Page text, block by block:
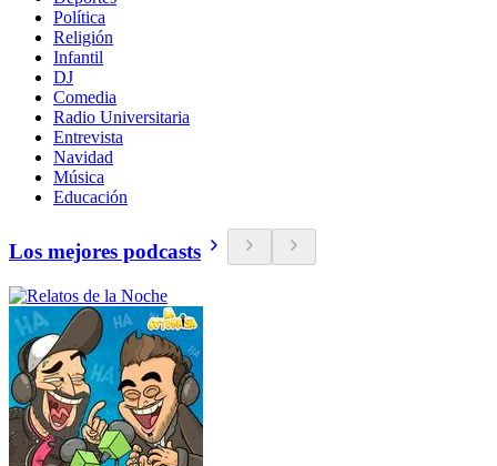
Política
Religión
Infantil
DJ
Comedia
Radio Universitaria
Entrevista
Navidad
Música
Educación
Los mejores podcasts